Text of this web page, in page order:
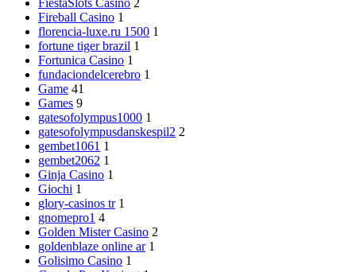
FiestaSlots Casino 2
Fireball Casino 1
florencia-luxe.ru 1500 1
fortune tiger brazil 1
Fortunica Casino 1
fundaciondelcerebro 1
Game 41
Games 9
gatesofolympus1000 1
gatesofolympusdanskespil2 2
gembet1061 1
gembet2062 1
Ginja Casino 1
Giochi 1
glory-casinos tr 1
gnomepro1 4
Golden Mister Casino 2
goldenblaze online ar 1
Golisimo Casino 1